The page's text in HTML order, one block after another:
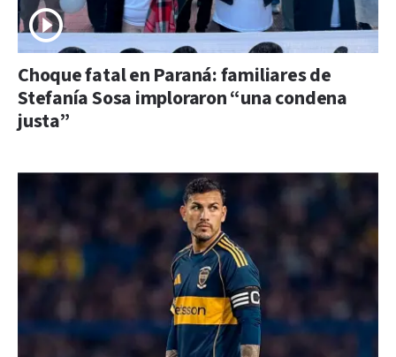
Choque fatal en Paraná: familiares de
Stefanía Sosa imploraron “una condena
justa”